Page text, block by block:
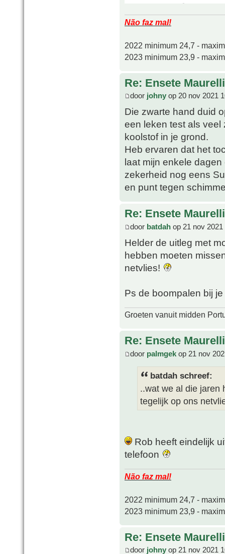
Não faz mal!
2022 minimum 24,7 -
2023 minimum 23,9 -
Re: Ensete
door johny op 20 nov 2021
Die zwarte hand duid
een leken test als
koolstof in je grond.
Heb ervaren dat het
laat mijn enkele
zekerheid nog eens
en punt tegen
Re: Ensete
door batdah op 21 nov 2021
Helder de uitleg met
hebben moeten
netvlies!
Ps de boompalen bij
Groeten vanuit midden
Re: Ensete
door palmgek op 21 nov
batdah schreef:
..wat we al die jaren
tegelijk op ons
Rob heeft eindelijk
telefoon
Não faz mal!
2022 minimum 24,7 -
2023 minimum 23,9 -
Re: Ensete
door johny op 21 nov 2021